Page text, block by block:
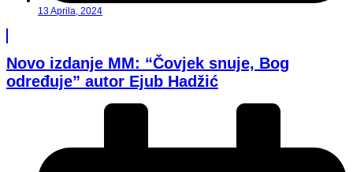
13 Aprila, 2024
Novo izdanje MM: “Čovjek snuje, Bog
određuje” autor Ejub Hadžić